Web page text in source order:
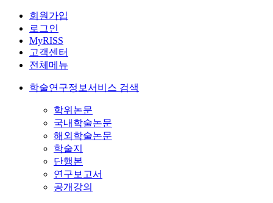
회원가입
로그인
MyRISS
고객센터
전체메뉴
학술연구정보서비스 검색
학위논문
국내학술논문
해외학술논문
학술지
단행본
연구보고서
공개강의